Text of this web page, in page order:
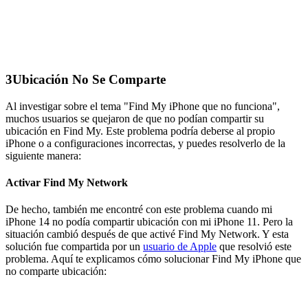
3Ubicación No Se Comparte
Al investigar sobre el tema "Find My iPhone que no funciona",
muchos usuarios se quejaron de que no podían compartir su
ubicación en Find My. Este problema podría deberse al propio
iPhone o a configuraciones incorrectas, y puedes resolverlo de la
siguiente manera:
Activar Find My Network
De hecho, también me encontré con este problema cuando mi
iPhone 14 no podía compartir ubicación con mi iPhone 11. Pero la
situación cambió después de que activé Find My Network. Y esta
solución fue compartida por un usuario de Apple que resolvió este
problema. Aquí te explicamos cómo solucionar Find My iPhone que
no comparte ubicación: